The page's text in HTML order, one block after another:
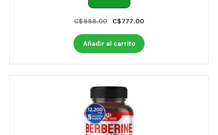
C$888.00
Original
was:
C$888.00.
C$777.00Current
is:
Añadir al carrito